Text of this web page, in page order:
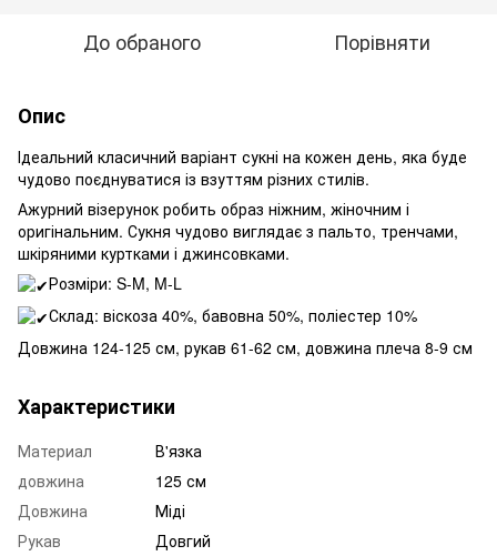
До обраного Порівняти
Опис
Ідеальний класичний варіант сукні на кожен день, яка буде
чудово поєднуватися із взуттям різних стилів.
Ажурний візерунок робить образ ніжним, жіночним і
оригінальним. Сукня чудово виглядає з пальто, тренчами,
шкіряними куртками і джинсовками.
Розміри: S-M, M-L
Склад: віскоза 40%, бавовна 50%, поліестер 10%
Довжина 124-125 см, рукав 61-62 см, довжина плеча 8-9 см
Характеристики
Материал
В'язка
довжина
125 см
Довжина
Міді
Рукав
Довгий